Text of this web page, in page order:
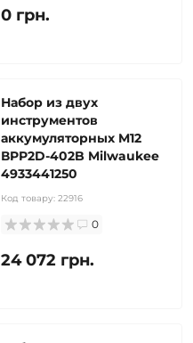
0 грн.
Набор из двух
инструментов
аккумуляторных M12
ВPP2D-402B Milwaukee
4933441250
Код товару: 22916
0
24 072 грн.